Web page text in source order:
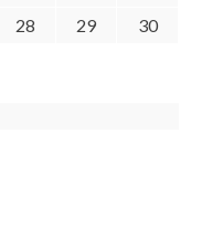
28 29
30